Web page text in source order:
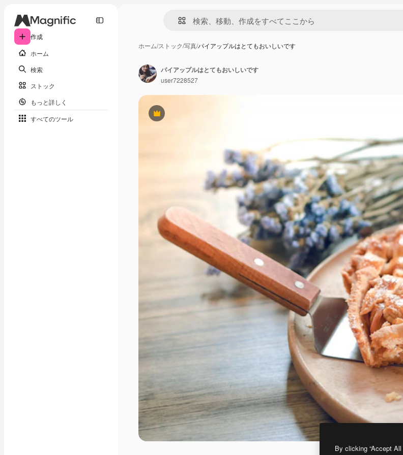
作成
ホーム
検索
ストック
もっと詳しく
すべてのツール
ホーム/ストック/写真/パイアップルはとてもおいしいです
Premium
パイアップルはとてもおいしいです
user7228527
By clicking “Accept